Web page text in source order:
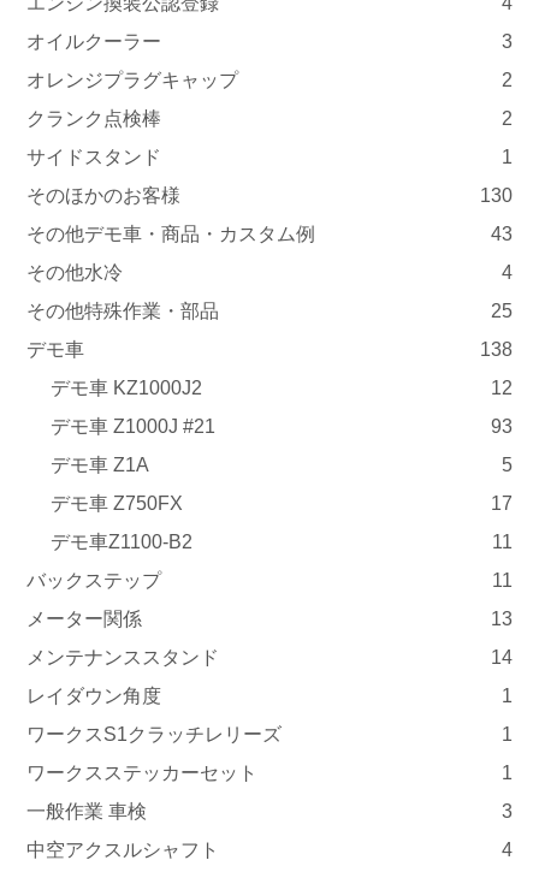
オイルクーラー
3
オレンジプラグキャップ
2
クランク点検棒
2
サイドスタンド
1
そのほかのお客様
130
その他デモ車・商品・カスタム例
43
その他水冷
4
その他特殊作業・部品
25
デモ車
138
デモ車 KZ1000J2
12
デモ車 Z1000J #21
93
デモ車 Z1A
5
デモ車 Z750FX
17
デモ車Z1100-B2
11
バックステップ
11
メーター関係
13
メンテナンススタンド
14
レイダウン角度
1
ワークスS1クラッチレリーズ
1
ワークスステッカーセット
1
一般作業 車検
3
中空アクスルシャフト
4